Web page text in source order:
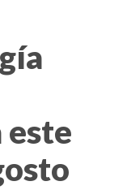
este